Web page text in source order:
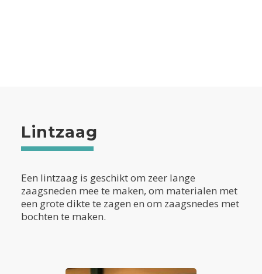
Lintzaag
Een lintzaag is geschikt om zeer lange
zaagsneden mee te maken, om materialen met
een grote dikte te zagen en om zaagsnedes met
bochten te maken.